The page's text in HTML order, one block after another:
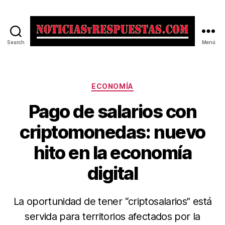
Search Menú
Categorías
ECONOMÍA
Pago de salarios con
criptomonedas: nuevo
hito en la economía
digital
La oportunidad de tener “criptosalarios” está
servida para territorios afectados por la